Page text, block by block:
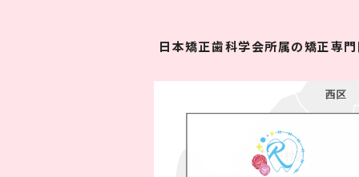
日本矯正歯科学会所属の矯正専門